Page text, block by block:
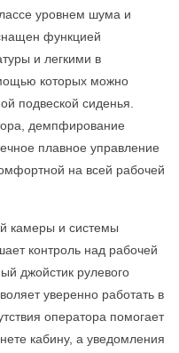
уровнем шума и
функцией
и легкими в
которых можно
подвеской сиденья.
демпфирование
плавное управление
на всей рабочей
камеры и системы
контроль над рабочей
джойстик рулевого
уверенно работать в
оператора помогает
кабину, а уведомления